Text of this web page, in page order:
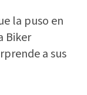
la puso en
Biker
a sus